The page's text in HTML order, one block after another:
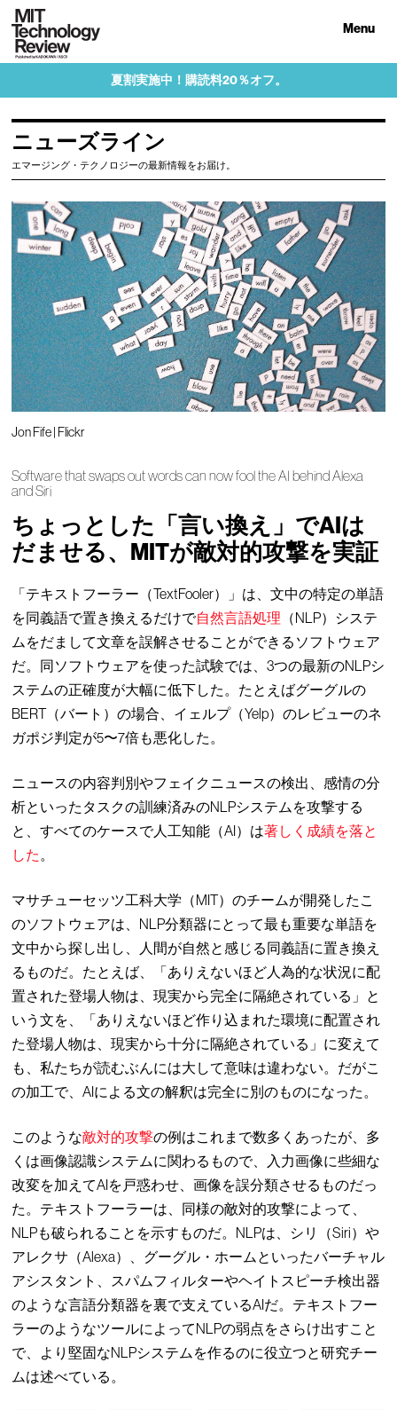
Menu
夏割実施中！購読料20％オフ。
ニューズライン
エマージング・テクノロジーの最新情報をお届け。
Jon Fife | Flickr
Software that swaps out words can now fool the AI behind Alexa
and Siri
ちょっとした「言い換え」でAIは
だませる、MITが敵対的攻撃を実証
「テキストフーラー（TextFooler）」は、文中の特定の単語
を同義語で置き換えるだけで自然言語処理 （NLP）システ
ムをだまして文章を誤解させることができるソフトウェア
だ。同ソフトウェアを使った試験では、3つの最新のNLPシ
ステムの正確度が大幅に低下した。たとえばグーグルの
BERT（バート）の場合、イェルプ（Yelp）のレビューのネ
ガポジ判定が5〜7倍も悪化した。
ニュースの内容判別やフェイクニュースの検出、感情の分
析といったタスクの訓練済みのNLPシステムを攻撃する
と、すべてのケースで人工知能（AI）は著しく成績を落と
した 。
マサチューセッツ工科大学（MIT）のチームが開発したこ
のソフトウェアは、NLP分類器にとって最も重要な単語を
文中から探し出し、人間が自然と感じる同義語に置き換え
るものだ。たとえば、「ありえないほど人為的な状況に配
置された登場人物は、現実から完全に隔絶されている」と
いう文を、「ありえないほど作り込まれた環境に配置され
た登場人物は、現実から十分に隔絶されている」に変えて
も、私たちが読むぶんには大して意味は違わない。だがこ
の加工で、AIによる文の解釈は完全に別のものになった。
このような敵対的攻撃の例はこれまで数多くあったが、多
くは画像認識システムに関わるもので、入力画像に些細な
改変を加えてAIを戸惑わせ、画像を誤分類させるものだっ
た。テキストフーラーは、同様の敵対的攻撃によって、
NLPも破られることを示すものだ。NLPは、シリ（Siri）や
アレクサ（Alexa）、グーグル・ホームといったバーチャル
アシスタント、スパムフィルターやヘイトスピーチ検出器
のような言語分類器を裏で支えているAIだ。テキストフー
ラーのようなツールによってNLPの弱点をさらけ出すこと
で、より堅固なNLPシステムを作るのに役立つと研究チー
ムは述べている。